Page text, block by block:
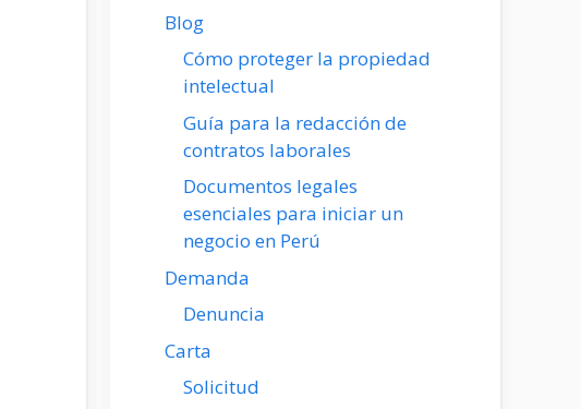
Blog
Cómo proteger la propiedad
intelectual
Guía para la redacción de
contratos laborales
Documentos legales
esenciales para iniciar un
negocio en Perú
Demanda
Denuncia
Carta
Solicitud